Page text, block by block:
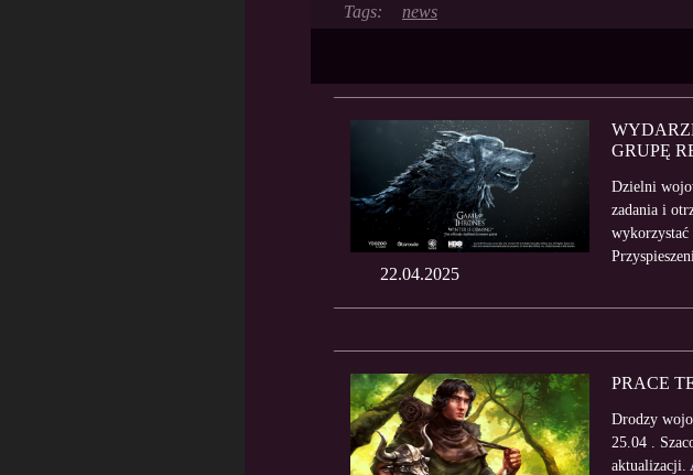
news
22.04.2025
GRUPĘ
Dzielni
zadania i
wykorzystać
PRACE
Drodzy
25.04 .
aktualizacji.